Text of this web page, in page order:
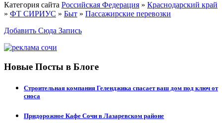
Категория сайта Российская Федерация » Краснодарский край
» ФТ СИРИУС » Быт » Пассажирские перевозки
Добавить Сюда Запись
Новые Посты в Блоге
Строительная компания Геленджика спасает ваш дом под ключ от
сноса
Придорожное Кафе Сочи в Лазаревском районе